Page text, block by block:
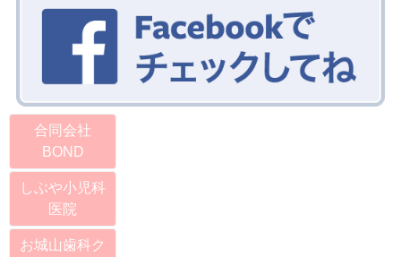
合同会社
BOND
しぶや小児科
医院
お城山歯科ク